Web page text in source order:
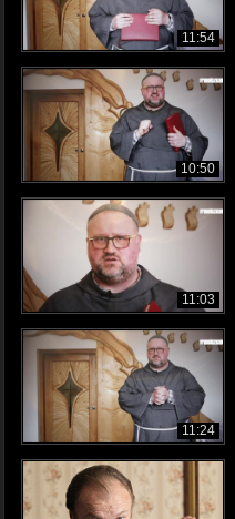
11:54
10:50
11:03
11:24